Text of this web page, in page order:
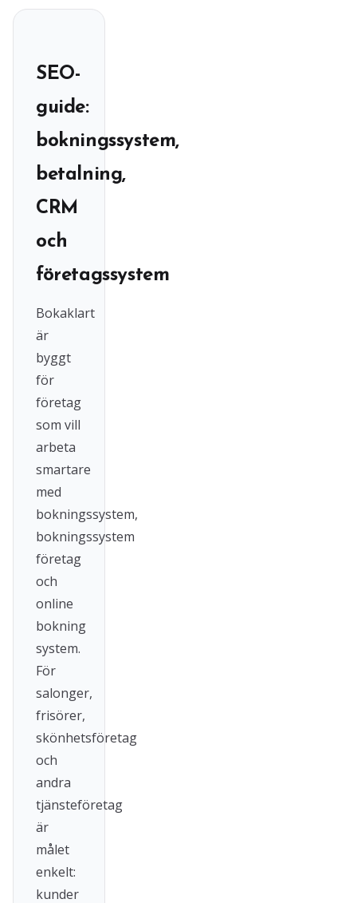
SEO-
guide:
bokningssystem,
betalning,
CRM
och
företagssystem
Bokaklart
är
byggt
för
företag
som vill
arbeta
smartare
med
bokningssystem,
bokningssystem
företag
och
online
bokning
system.
För
salonger,
frisörer,
skönhetsföretag
och
andra
tjänsteföretag
är
målet
enkelt:
kunder